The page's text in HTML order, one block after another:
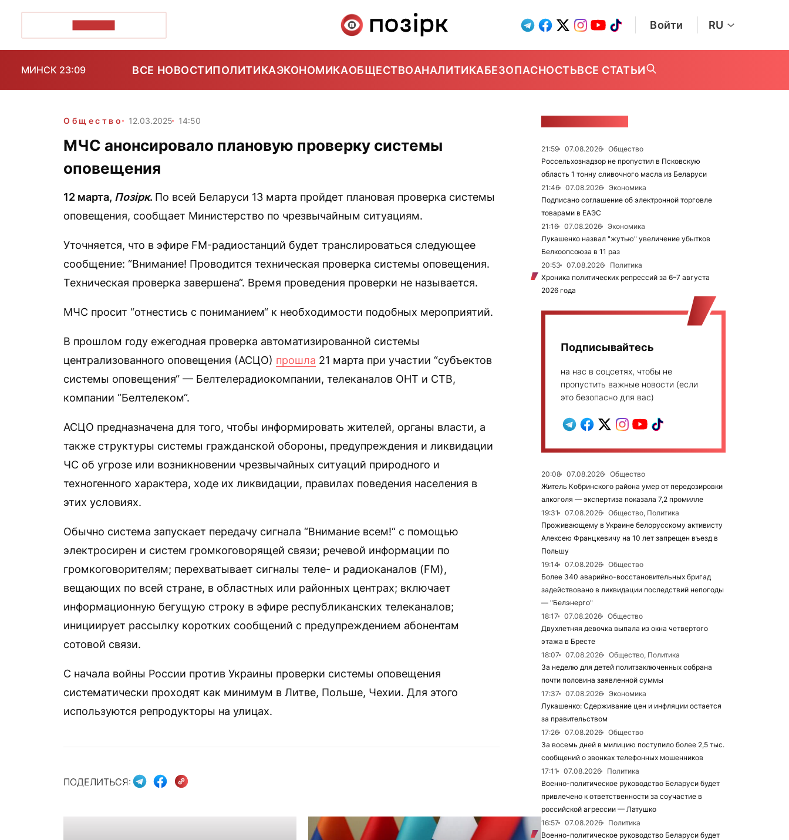
Войти RU
МИНСК 23:09 ВСЕ НОВОСТИПОЛИТИКАЭКОНОМИКАОБЩЕСТВОАНАЛИТИКАБЕЗОПАСНОСТЬВСЕ СТАТЬИ
Общество 12.03.2025 14:50
МЧС анонсировало плановую проверку системы
оповещения
12 марта, Позірк. По всей Беларуси 13 марта пройдет плановая проверка системы
оповещения, сообщает Министерство по чрезвычайным ситуациям.
Уточняется, что в эфире FM-радиостанций будет транслироваться следующее
сообщение: “Внимание! Проводится техническая проверка системы оповещения.
Техническая проверка завершена“. Время проведения проверки не называется.
МЧС просит “отнестись с пониманием“ к необходимости подобных мероприятий.
В прошлом году ежегодная проверка автоматизированной системы
централизованного оповещения (АСЦО) прошла 21 марта при участии “субъектов
системы оповещения“ — Белтелерадиокомпании, телеканалов ОНТ и СТВ,
компании “Белтелеком“.
АСЦО предназначена для того, чтобы информировать жителей, органы власти, а
также структуры системы гражданской обороны, предупреждения и ликвидации
ЧС об угрозе или возникновении чрезвычайных ситуаций природного и
техногенного характера, ходе их ликвидации, правилах поведения населения в
этих условиях.
Обычно система запускает передачу сигнала “Внимание всем!“ с помощью
электросирен и систем громкоговорящей связи; речевой информации по
громкоговорителям; перехватывает сигналы теле- и радиоканалов (FM),
вещающих по всей стране, в областных или районных центрах; включает
информационную бегущую строку в эфире республиканских телеканалов;
инициирует рассылку коротких сообщений с предупреждением абонентам
сотовой связи.
С начала войны России против Украины проверки системы оповещения
систематически проходят как минимум в Литве, Польше, Чехии. Для этого
используются репродукторы на улицах.
ПОДЕЛИТЬСЯ:
21:59 07.08.2026
Общество
Россельхознадзор не пропустил в Псковскую
область 1 тонну сливочного масла из Беларуси
21:46
07.08.2026
Экономика
Подписано соглашение об электронной торговле
товарами в ЕАЭС
21:16
07.08.2026
Экономика
Лукашенко назвал "жутью" увеличение убытков
Белкоопсоюза в 11 раз
20:53
07.08.2026
Политика
Хроника политических репрессий за 6–7 августа
2026 года
Подписывайтесь
на нас в соцсетях, чтобы не
пропустить важные новости (если
это безопасно для вас)
20:08 07.08.2026
Общество
Житель Кобринского района умер от передозировки
алкоголя — экспертиза показала 7,2 промилле
19:31
07.08.2026
Общество, Политика
Проживающему в Украине белорусскому активисту
Алексею Францкевичу на 10 лет запрещен въезд в
Польшу
19:14
07.08.2026
Общество
Более 340 аварийно-восстановительных бригад
задействовано в ликвидации последствий непогоды
— "Белэнерго"
18:17
07.08.2026
Общество
Двухлетняя девочка выпала из окна четвертого
этажа в Бресте
18:07
07.08.2026
Общество, Политика
За неделю для детей политзаключенных собрана
почти половина заявленной суммы
17:37
07.08.2026
Экономика
Лукашенко: Сдерживание цен и инфляции остается
за правительством
17:26
07.08.2026
Общество
За восемь дней в милицию поступило более 2,5 тыс.
сообщений о звонках телефонных мошенников
17:11
07.08.2026
Политика
Военно-политическое руководство Беларуси будет
привлечено к ответственности за соучастие в
российской агрессии — Латушко
16:57
07.08.2026
Политика
Военно-политическое руководство Беларуси будет